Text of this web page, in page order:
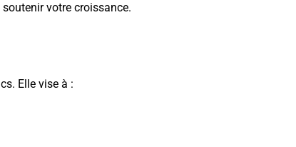
votre croissance.
Elle vise à :